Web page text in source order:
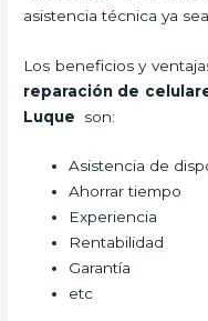
asistencia técnica ya
Los beneficios y
reparación de
Luque
son:
Asistencia de
Ahorrar tiempo
Experiencia
Rentabilidad
Garantía
etc